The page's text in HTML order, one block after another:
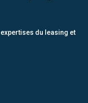
du leasing et